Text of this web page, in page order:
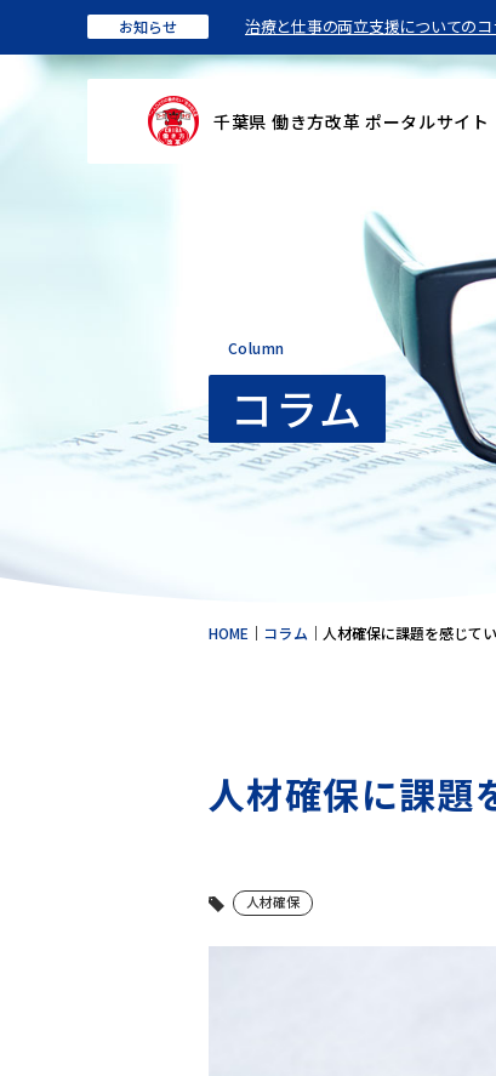
お知らせ 治療と仕事の両立支援についての
千葉県 働き方改革 ポータルサイト
Column
コラム
HOME ｜ コラム ｜ 人材確保に課題を感じて
人材確保に課題
人材確保